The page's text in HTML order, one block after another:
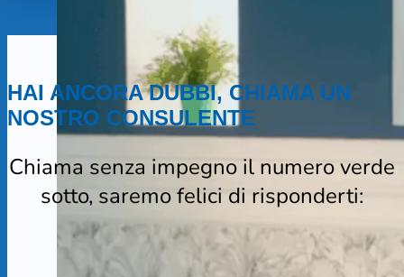
HAI ANCORA DUBBI, CHIAMA UN
NOSTRO CONSULENTE
Chiama senza impegno il numero verde
sotto, saremo felici di risponderti: